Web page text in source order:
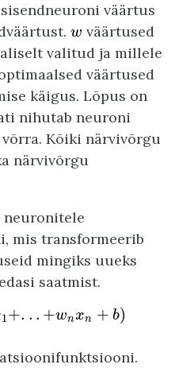
väärtus
w
w väärtused
valitud ja millele
väärtused
käigus. Lõpus on
nihutab neuroni
Kõiki närvivõrgu
närvivõrgu
neuronitele
mis transformeerib
mingiks uueks
saatmist.
1+. . . +wnxn + b)
1 +. n xn +b